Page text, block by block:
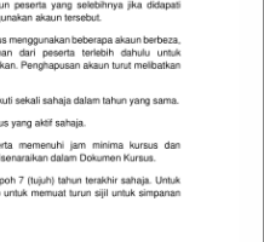
semua
pengguna
Sistem EPSA
penerangan
sistem,
prosedur langkah
dan penggunaan